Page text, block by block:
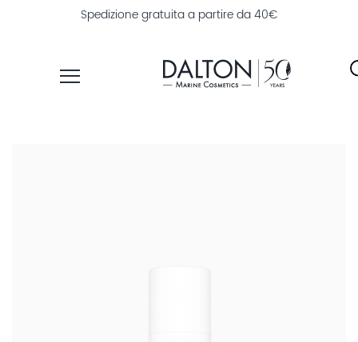
Spedizione gratuita a partire da 40€